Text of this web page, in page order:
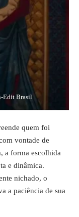
Edit Brasil
quem foi
vontade de
a forma escolhida
e dinâmica.
nichado, o
a paciência de sua